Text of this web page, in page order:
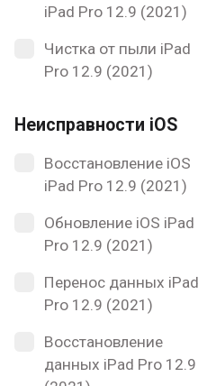
iPad Pro 12.9 (2021)
Чистка от пыли iPad
Pro 12.9 (2021)
Неисправности iOS
Восстановление iOS
iPad Pro 12.9 (2021)
Обновление iOS iPad
Pro 12.9 (2021)
Перенос данных iPad
Pro 12.9 (2021)
Восстановление
данных iPad Pro 12.9